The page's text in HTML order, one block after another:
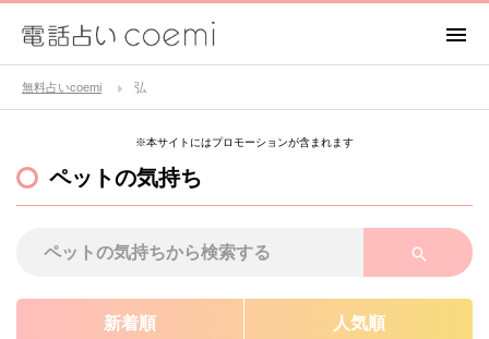
無料占いcoemi 弘
※本サイトにはプロモーションが含まれます
ペットの気持ち
新着順 人気順